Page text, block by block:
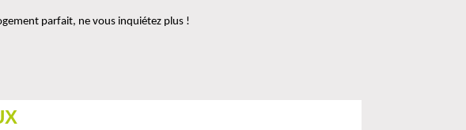
parfait, ne vous inquiétez plus !